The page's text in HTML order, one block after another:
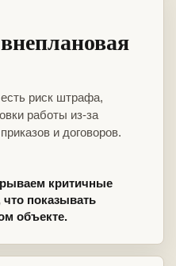
риск штрафа,
работы из-за
и договоров.
критичные
показывать
объекте.